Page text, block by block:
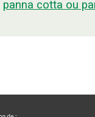
panna cotta ou